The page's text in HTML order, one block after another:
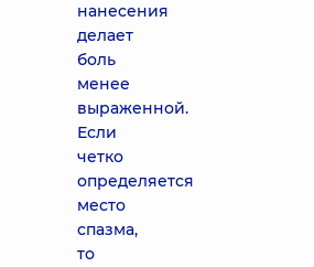
нанесения
делает
боль
менее
выраженной.
Если
четко
определяется
место
спазма,
то